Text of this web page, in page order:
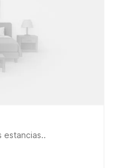
estancias..